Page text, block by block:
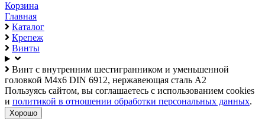
Корзина
Главная
Каталог
Крепеж
Винты
Винт с внутренним шестигранником и уменьшенной
головкой М4х6 DIN 6912, нержавеющая сталь А2
Пользуясь сайтом, вы соглашаетесь с использованием cookies
и политикой в отношении обработки персональных данных.
Хорошо